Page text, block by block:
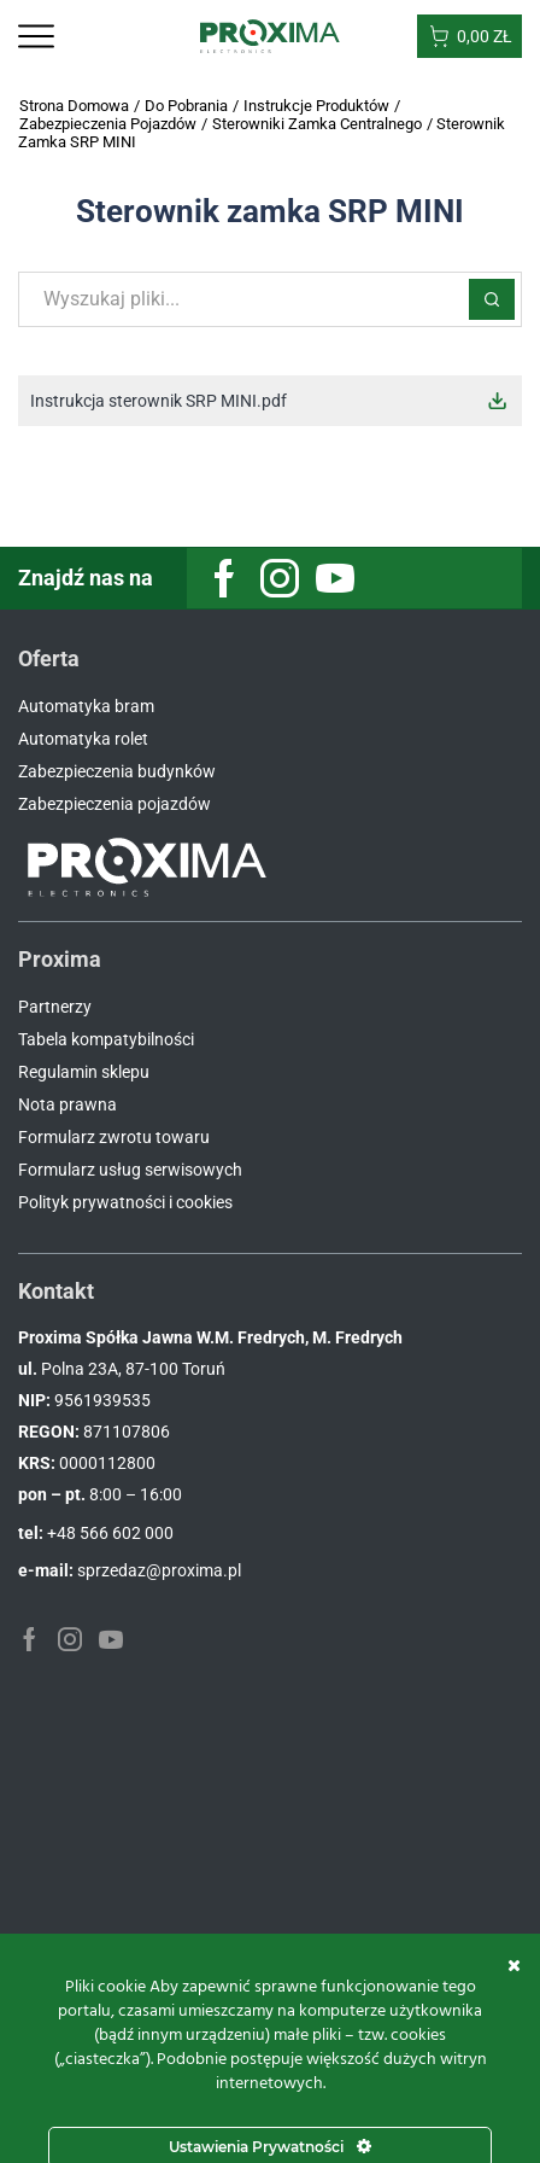
0,00 ZŁ
Strona Domowa / Do Pobrania / Instrukcje Produktów /
Zabezpieczenia Pojazdów / Sterowniki Zamka Centralnego / Sterownik
Zamka SRP MINI
Sterownik zamka SRP MINI
Instrukcja sterownik SRP MINI.pdf
Znajdź nas na FacebookInstagramYoutube
Oferta
Automatyka bram
Automatyka rolet
Zabezpieczenia budynków
Zabezpieczenia pojazdów
Proxima
Partnerzy
Tabela kompatybilności
Regulamin sklepu
Nota prawna
Formularz zwrotu towaru
Formularz usług serwisowych
Polityk prywatności i cookies
Kontakt
Proxima Spółka Jawna W.M. Fredrych, M. Fredrych
ul. Polna 23A, 87-100 Toruń
NIP: 9561939535
REGON: 871107806
KRS: 0000112800
pon – pt. 8:00 – 16:00
tel: +48 566 602 000
e-mail: sprzedaz@proxima.pl
FacebookInstagramYoutube
Pliki cookie Aby zapewnić sprawne funkcjonowanie tego
portalu, czasami umieszczamy na komputerze użytkownika
(bądź innym urządzeniu) małe pliki – tzw. cookies
(„ciasteczka”). Podobnie postępuje większość dużych witryn
internetowych.
Ustawienia Prywatności